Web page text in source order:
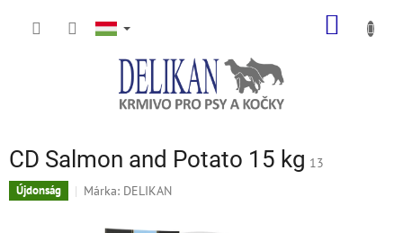
KOSÁR
CD Salmon and Potato 15 kg 13
Újdonság Márka: DELIKAN